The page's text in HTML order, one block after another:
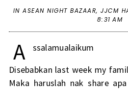
INASEAN NIGHT BAZAAR,JJCM
8:31 AM
A
ssalamualaikum
Disebabkan last week my
Maka haruslah nak share